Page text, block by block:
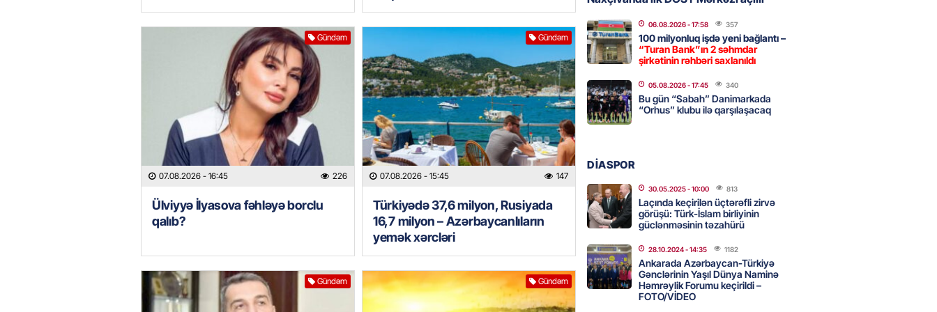
Gündəm
07.08.2026 - 16:45 226
Ülviyyə İlyasova fəhləyə borclu
qalıb?
Gündəm
07.08.2026 - 15:45 147
Türkiyədə 37,6 milyon, Rusiyada
16,7 milyon – Azərbaycanlıların
yemək xərcləri
Gündəm Gündəm
GÜNDƏM
Türkiyədə 37,6 milyon, Rusiyada 16,7
milyon – Azərbaycanlıların yemək
xərcləri
GÜNDƏM
Malayziyada yeni səfirimiz kimdir? –
07.08.2026
MANŞET
Türkiyə, Səudiyyə Ərəbistanı və
Pakistan arasında Məkkə müdafiə
sazişi imzalanıb
07.08.2026 - 15:15 129
06.08.2026- 17:58 357
100 milyonluq işdə yeni bağlantı –
“Turan Bank”ın 2 səhmdar
şirkətinin rəhbəri saxlanıldı
05.08.2026- 17:45 340
Bu gün “Sabah” Danimarkada
“Orhus” klubu ilə qarşılaşacaq
DİASPOR
30.05.2025- 10:00 813
Laçında keçirilən üçtərəfli zirvə
görüşü: Türk-İslam birliyinin
güclənməsinin təzahürü
28.10.2024- 14:35 1182
Ankarada Azərbaycan-Türkiyə
Gənclərinin Yaşıl Dünya Naminə
Həmrəylik Forumu keçirildi –
FOTO/VİDEO